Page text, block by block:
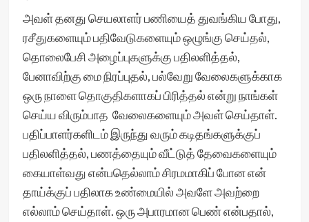
அவள் தனது செயலாளர் பணியைத் துவங்கிய போது,
ரசீதுகளையும் பதிவேடுகளையும் ஒழுங்கு செய்தல்,
தொலைபேசி அழைப்புகளுக்கு பதிலளித்தல்,
பேனாவிற்கு மை நிரப்புதல், பல்வேறு வேலைகளுக்காக
ஒரு நாளை தொகுதிகளாகப் பிரித்தல் என்று நாங்கள்
செய்ய விரும்பாத வேலைகளையும் அவள் செய்தாள்.
பதிப்பாளர்களிடம் இருந்து வரும் கடிதங்களுக்குப்
பதிலளித்தல், பணத்தையும் வீட்டுத் தேவைகளையும்
கையாள்வது என்பதெல்லாம் சிரமமாகிப் போன என்
தாய்க்குப் பதிலாக உண்மையில் அவளே அவற்றை
எல்லாம் செய்தாள். ஒரு அபாரமான பெண் என்பதால்,